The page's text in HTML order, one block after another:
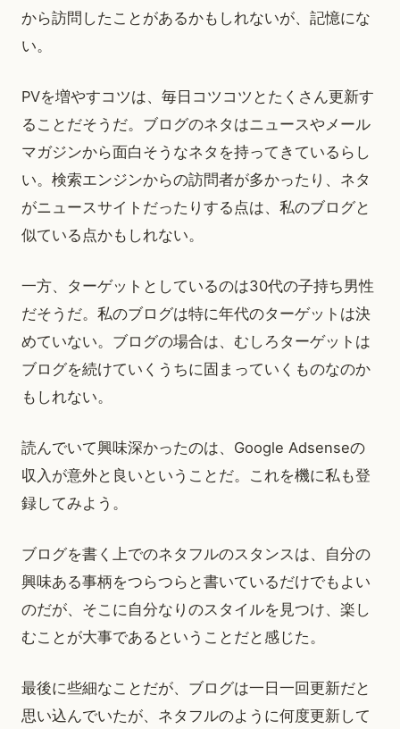
から訪問したことがあるかもしれないが、記憶にな
い。
PVを増やすコツは、毎日コツコツとたくさん更新す
ることだそうだ。ブログのネタはニュースやメール
マガジンから面白そうなネタを持ってきているらし
い。検索エンジンからの訪問者が多かったり、ネタ
がニュースサイトだったりする点は、私のブログと
似ている点かもしれない。
一方、ターゲットとしているのは30代の子持ち男性
だそうだ。私のブログは特に年代のターゲットは決
めていない。ブログの場合は、むしろターゲットは
ブログを続けていくうちに固まっていくものなのか
もしれない。
読んでいて興味深かったのは、Google Adsenseの
収入が意外と良いということだ。これを機に私も登
録してみよう。
ブログを書く上でのネタフルのスタンスは、自分の
興味ある事柄をつらつらと書いているだけでもよい
のだが、そこに自分なりのスタイルを見つけ、楽し
むことが大事であるということだと感じた。
最後に些細なことだが、ブログは一日一回更新だと
思い込んでいたが、ネタフルのように何度更新して